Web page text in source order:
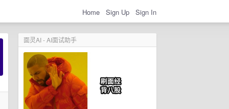
Home Sign Up Sign In
面灵AI - AI面试助手